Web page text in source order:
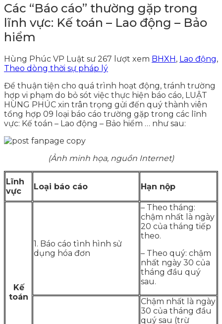
Các “Báo cáo” thường gặp trong
lĩnh vực: Kế toán – Lao động – Bảo
hiểm
Hùng Phúc VP Luật sư 267 lượt xem BHXH, Lao động,
Theo dòng thời sự pháp lý
Để thuận tiện cho quá trình hoạt động, tránh trường
hợp vi phạm do bỏ sót việc thực hiện báo cáo, LUẬT
HÙNG PHÚC xin trân trọng gửi đến quý thành viên
tổng hợp 09 loại báo cáo trường gặp trong các lĩnh
vực: Kế toán – Lao động – Bảo hiểm … như sau:
(Ảnh minh họa, nguồn Internet)
Lĩnh
vực
Loại báo cáo Hạn nộp
Kế
toán
1. Báo cáo tình hình sử
dụng hóa đơn
– Theo tháng:
chậm nhất là ngày
20 của tháng tiếp
theo.
– Theo quý: chậm
nhất ngày 30 của
tháng đầu quý
sau.
Chậm nhất là ngày
30 của tháng đầu
quý sau (trừ